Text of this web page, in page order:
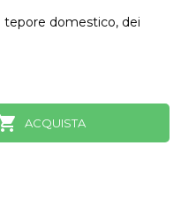
domestico, dei
ACQUISTA